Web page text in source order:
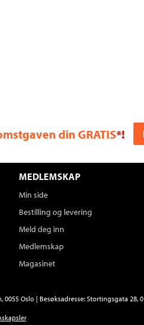
din GRATIS*!
MEDLEMSKAP
Min side
Bestilling og levering
Meld deg inn
Medlemskap
Magasinet
Oslo | Besøksadresse: Stortingsgata